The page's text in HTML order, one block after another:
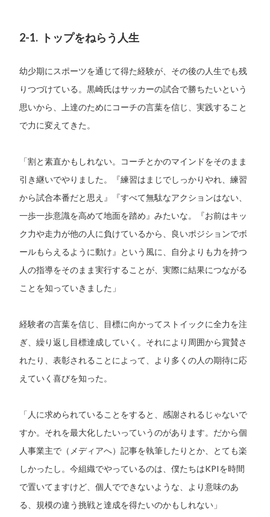
2-1. トップをねらう人生
幼少期にスポーツを通じて得た経験が、その後の人生でも残
りつづけている。黒崎氏はサッカーの試合で勝ちたいという
思いから、上達のためにコーチの言葉を信じ、実践すること
で力に変えてきた。
「割と素直かもしれない。コーチとかのマインドをそのまま
引き継いでやりました。『練習はまじでしっかりやれ、練習
から試合本番だと思え』『すべて無駄なアクションはない、
一歩一歩意識を高めて地面を踏め』みたいな。『お前はキッ
ク力や走力が他の人に負けているから、良いポジションでボ
ールもらえるように動け』という風に、自分よりも力を持つ
人の指導をそのまま実行することが、実際に結果につながる
ことを知っていきました」
経験者の言葉を信じ、目標に向かってストイックに全力を注
ぎ、繰り返し目標達成していく。それにより周囲から賞賛さ
れたり、表彰されることによって、より多くの人の期待に応
えていく喜びを知った。
「人に求められていることをすると、感謝されるじゃないで
すか。それを最大化したいっていうのがあります。だから個
人事業主で（メディアへ）記事を執筆したりとか、とても楽
しかったし。今組織でやっているのは、僕たちはKPIを時間
で置いてますけど、個人でできないような、より意味のあ
る、規模の違う挑戦と達成を得たいのかもしれない」